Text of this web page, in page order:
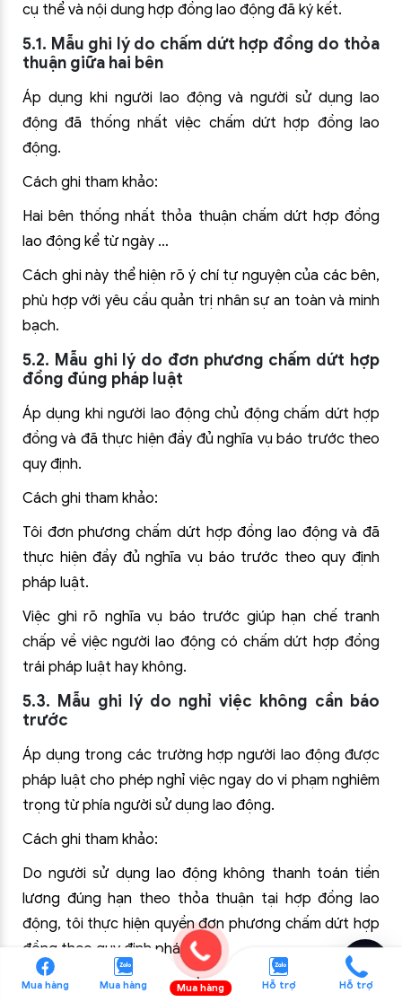
cụ thể và nội dung hợp đồng lao động đã ký kết.
5.1. Mẫu ghi lý do chấm dứt hợp đồng do thỏa
thuận giữa hai bên
Áp dụng khi người lao động và người sử dụng lao
động đã thống nhất việc chấm dứt hợp đồng lao
động.
Cách ghi tham khảo:
Hai bên thống nhất thỏa thuận chấm dứt hợp đồng
lao động kể từ ngày …
Cách ghi này thể hiện rõ ý chí tự nguyện của các bên,
phù hợp với yêu cầu quản trị nhân sự an toàn và minh
bạch.
5.2. Mẫu ghi lý do đơn phương chấm dứt hợp
đồng đúng pháp luật
Áp dụng khi người lao động chủ động chấm dứt hợp
đồng và đã thực hiện đầy đủ nghĩa vụ báo trước theo
quy định.
Cách ghi tham khảo:
Tôi đơn phương chấm dứt hợp đồng lao động và đã
thực hiện đầy đủ nghĩa vụ báo trước theo quy định
pháp luật.
Việc ghi rõ nghĩa vụ báo trước giúp hạn chế tranh
chấp về việc người lao động có chấm dứt hợp đồng
trái pháp luật hay không.
5.3. Mẫu ghi lý do nghỉ việc không cần báo
trước
Áp dụng trong các trường hợp người lao động được
pháp luật cho phép nghỉ việc ngay do vi phạm nghiêm
trọng từ phía người sử dụng lao động.
Cách ghi tham khảo:
Do người sử dụng lao động không thanh toán tiền
lương đúng hạn theo thỏa thuận tại hợp đồng lao
động, tôi thực hiện quyền đơn phương chấm dứt hợp
đồng theo quy định pháp luật.
Cách ghi này tập trung vào bản chất vi phạm, tránh
Mua hàng Mua hàng Mua hàng Hỗ trợ Hỗ trợ